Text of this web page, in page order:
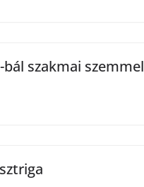
bál szakmai szemmel